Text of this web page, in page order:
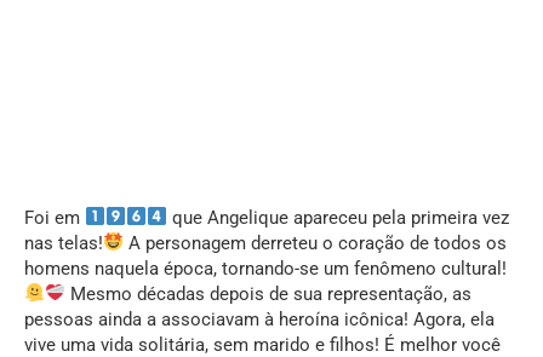
Foi em
que Angelique apareceu pela primeira vez
nas telas!
A personagem derreteu o coração de todos os
homens naquela época, tornando-se um fenômeno cultural!
Mesmo décadas depois de sua representação, as
pessoas ainda a associavam à heroína icônica! Agora, ela
vive uma vida solitária, sem marido e filhos! É melhor você